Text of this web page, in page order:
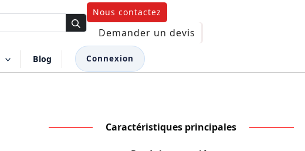
Nous contactez
Demander un devis
Blog Connexion
Caractéristiques principales